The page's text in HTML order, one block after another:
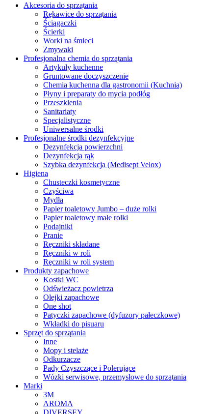
Akcesoria do sprzątania
Rękawice do sprzątania
Ściągaczki
Ścierki
Worki na śmieci
Zmywaki
Profesjonalna chemia do sprzątania
Artykuły kuchenne
Gruntowane doczyszczenie
Chemia kuchenna dla gastronomii (Kuchnia)
Płyny i preparaty do mycia podłóg
Przeszklenia
Sanitariaty
Specjalistyczne
Uniwersalne środki
Profesjonalne środki dezynfekcyjne
Dezynfekcja powierzchni
Dezynfekcja rąk
Szybka dezynfekcja (Medisept Velox)
Higiena
Chusteczki kosmetyczne
Czyściwa
Mydła
Papier toaletowy Jumbo – duże rolki
Papier toaletowy małe rolki
Podajniki
Pranie
Ręczniki składane
Ręczniki w roli
Ręczniki w roli system
Produkty zapachowe
Kostki WC
Odświeżacz powietrza
Olejki zapachowe
One shot
Patyczki zapachowe (dyfuzory pałeczkowe)
Wkładki do pisuaru
Sprzęt do sprzątania
Inne
Mopy i stelaże
Odkurzacze
Pady Czyszczące i Polerujące
Wózki serwisowe, przemysłowe do sprzątania
Marki
3M
AROMA
DIVERSEY